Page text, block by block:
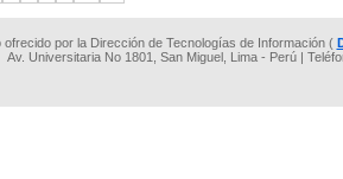
ofrecido por la Dirección de Tecnologías de Información (
Av. Universitaria No 1801, San Miguel, Lima - Perú |